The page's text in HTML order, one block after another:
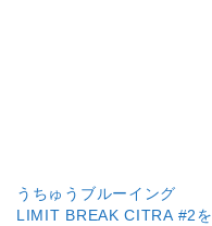
うちゅうブルーイング
LIMIT BREAK CITRA #2を